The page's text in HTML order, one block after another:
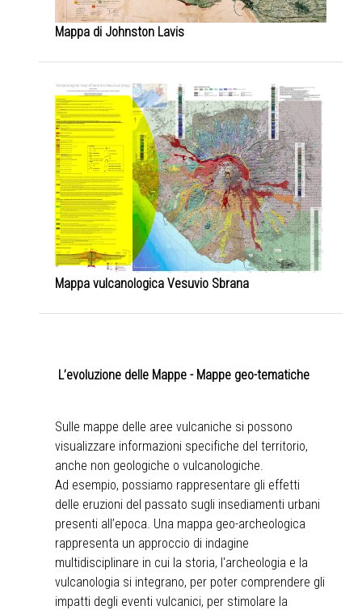
Mappa di Johnston Lavis
Mappa vulcanologica Vesuvio Sbrana
L’evoluzione delle Mappe - Mappe geo-tematiche
Sulle mappe delle aree vulcaniche si possono
visualizzare informazioni specifiche del territorio,
anche non geologiche o vulcanologiche.
Ad esempio, possiamo rappresentare gli effetti
delle eruzioni del passato sugli insediamenti urbani
presenti all’epoca. Una mappa geo-archeologica
rappresenta un approccio di indagine
multidisciplinare in cui la storia, l'archeologia e la
vulcanologia si integrano, per poter comprendere gli
impatti degli eventi vulcanici, per stimolare la